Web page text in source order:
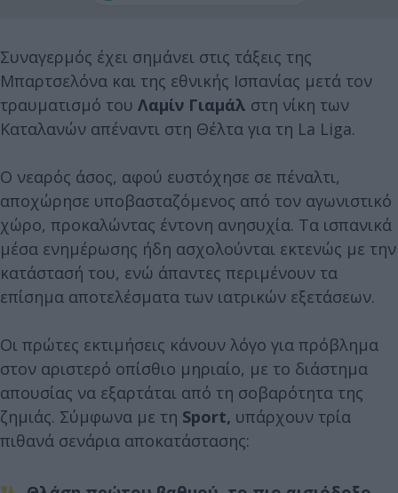
Συναγερμός έχει σημάνει στις τάξεις της
Μπαρτσελόνα και της εθνικής Ισπανίας μετά τον
τραυματισμό του Λαμίν Γιαμάλ στη νίκη των
Καταλανών απέναντι στη Θέλτα για τη La Liga.
Ο νεαρός άσος, αφού ευστόχησε σε πέναλτι,
αποχώρησε υποβασταζόμενος από τον αγωνιστικό
χώρο, προκαλώντας έντονη ανησυχία. Τα ισπανικά
μέσα ενημέρωσης ήδη ασχολούνται εκτενώς με την
κατάστασή του, ενώ άπαντες περιμένουν τα
επίσημα αποτελέσματα των ιατρικών εξετάσεων.
Οι πρώτες εκτιμήσεις κάνουν λόγο για πρόβλημα
στον αριστερό οπίσθιο μηριαίο, με το διάστημα
απουσίας να εξαρτάται από τη σοβαρότητα της
ζημιάς. Σύμφωνα με τη Sport, υπάρχουν τρία
πιθανά σενάρια αποκατάστασης: